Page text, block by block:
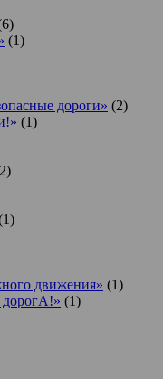
(1)
дороги» (2)
(1)
движения» (1)
(1)